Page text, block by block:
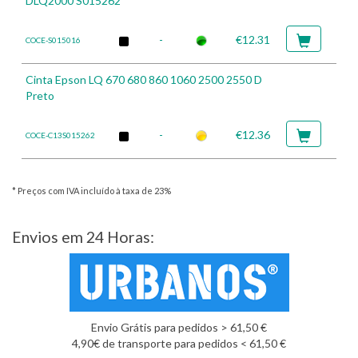
COCE-S015016 - €12.31
Cinta Epson LQ 670 680 860 1060 2500 2550 D
Preto
COCE-C13S015262 - €12.36
* Preços com IVA incluído à taxa de 23%
Envios em 24 Horas:
Envio Grátis para pedidos > 61,50 €
4,90€ de transporte para pedidos < 61,50 €